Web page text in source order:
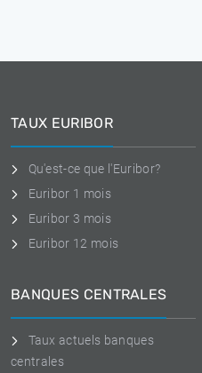
TAUX EURIBOR
Qu'est-ce que l'Euribor?
Euribor 1 mois
Euribor 3 mois
Euribor 12 mois
BANQUES CENTRALES
Taux actuels banques
centrales